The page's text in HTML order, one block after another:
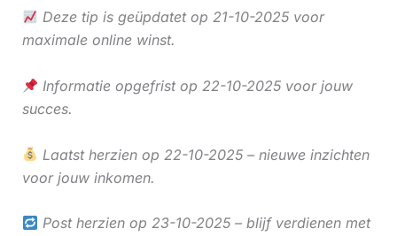
Deze tip is geüpdatet op 21-10-2025 voor
maximale online winst.
Informatie opgefrist op 22-10-2025 voor jouw
succes.
Laatst herzien op 22-10-2025 – nieuwe inzichten
voor jouw inkomen.
Post herzien op 23-10-2025 – blijf verdienen met